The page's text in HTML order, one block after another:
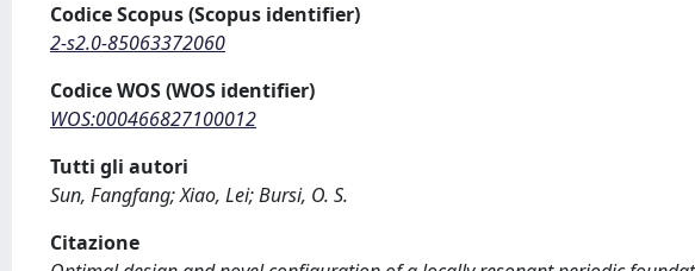
Codice Scopus (Scopus identifier)
2-s2.0-85063372060
Codice WOS (WOS identifier)
WOS:000466827100012
Tutti gli autori
Sun, Fangfang; Xiao, Lei; Bursi, O. S.
Citazione